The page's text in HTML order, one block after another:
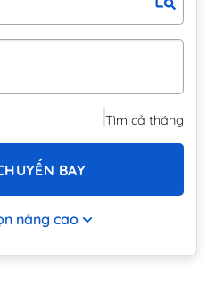
Tìm cả tháng
BAY
nâng cao